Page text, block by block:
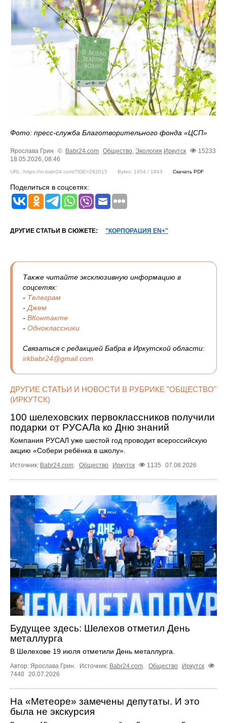
Фото: пресс-служба Благотворительного фонда «ЦСП»
Ярослава Грин © Babr24.com Общество, Экология Иркутск
15233
18.05.2026, 08:46
URL: https://m.babr24.com/?IDE=292015 Bytes: 1954 / 1843 Скачать PDF
Поделиться в соцсетях:
ДРУГИЕ СТАТЬИ В СЮЖЕТЕ: "КОРПОРАЦИЯ EN+"
Также читайте эксклюзивную информацию в
соцсетях:
- Телеграм
-Джем
- ВКонтакте
- Одноклассники
Связаться с редакцией Бабра в Иркутской области:
irkbabr24@gmail.com
ДРУГИЕ СТАТЬИ И НОВОСТИ В РУБРИКЕ "ОБЩЕСТВО"
(ИРКУТСК)
100 шелеховских первоклассников получили
подарки от РУСАЛа ко Дню знаний
Компания РУСАЛ уже шестой год проводит всероссийскую
акцию «Собери ребёнка в школу».
Источник: Babr24.com. Общество Иркутск 1135 07.08.2026
Будущее здесь: Шелехов отметил День
металлурга
В Шелехове 19 июля отметили День металлурга.
Автор: Ярослава Грин. Источник: Babr24.com. Общество
Иркутск
7440 20.07.2026
На «Метеоре» замечены депутаты. И это
была не экскурсия